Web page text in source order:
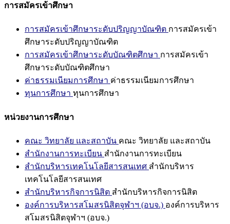
การสมัครเข้าศึกษา
การสมัครเข้าศึกษาระดับปริญญาบัณฑิต การสมัครเข้า
ศึกษาระดับปริญญาบัณฑิต
การสมัครเข้าศึกษาระดับบัณฑิตศึกษา การสมัครเข้า
ศึกษาระดับบัณฑิตศึกษา
ค่าธรรมเนียมการศึกษา ค่าธรรมเนียมการศึกษา
ทุนการศึกษา ทุนการศึกษา
หน่วยงานการศึกษา
คณะ วิทยาลัย และสถาบัน คณะ วิทยาลัย และสถาบัน
สำนักงานการทะเบียน สำนักงานการทะเบียน
สำนักบริหารเทคโนโลยีสารสนเทศ สำนักบริหาร
เทคโนโลยีสารสนเทศ
สำนักบริหารกิจการนิสิต สำนักบริหารกิจการนิสิต
องค์การบริหารสโมสรนิสิตจุฬาฯ (อบจ.) องค์การบริหาร
สโมสรนิสิตจุฬาฯ (อบจ.)